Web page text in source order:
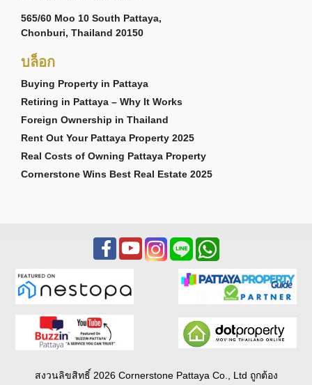
565/60 Moo 10 South Pattaya,
Chonburi, Thailand 20150
บล็อก
Buying Property in Pattaya
Retiring in Pattaya – Why It Works
Foreign Ownership in Thailand
Rent Out Your Pattaya Property 2025
Real Costs of Owning Pattaya Property
Cornerstone Wins Best Real Estate 2025
สงวนลิขสิทธิ์ 2026 Cornerstone Pattaya Co., Ltd ถูกต้อง